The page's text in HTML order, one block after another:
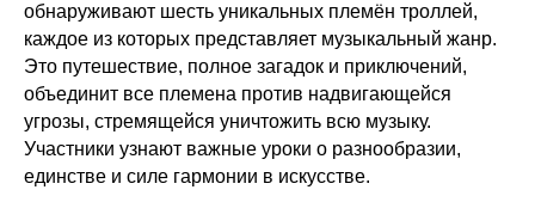
обнаруживают шесть уникальных племён троллей,
каждое из которых представляет музыкальный жанр.
Это путешествие, полное загадок и приключений,
объединит все племена против надвигающейся
угрозы, стремящейся уничтожить всю музыку.
Участники узнают важные уроки о разнообразии,
единстве и силе гармонии в искусстве.